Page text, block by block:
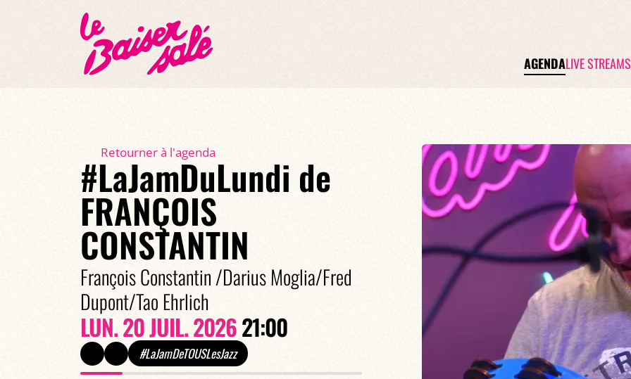
AGENDALIVE STREAMS
Retourner à l'agenda
#LaJamDuLundi de
FRANÇOIS
CONSTANTIN
François Constantin /Darius Moglia/Fred
Dupont/Tao Ehrlich
LUN. 20 JUIL. 202621:00
#LaJamDeTOUSLesJazz